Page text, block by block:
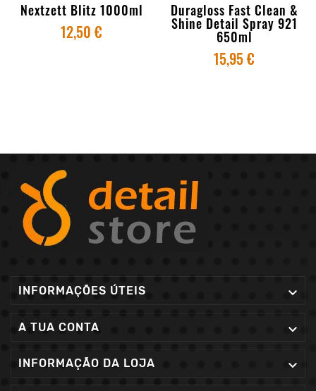
Nextzett Blitz 1000ml
12,50 €
Duragloss Fast Clean &
Shine Detail Spray 921
650ml
15,95 €
INFORMAÇÕES ÚTEIS 
A TUA CONTA 
INFORMAÇÃO DA LOJA 